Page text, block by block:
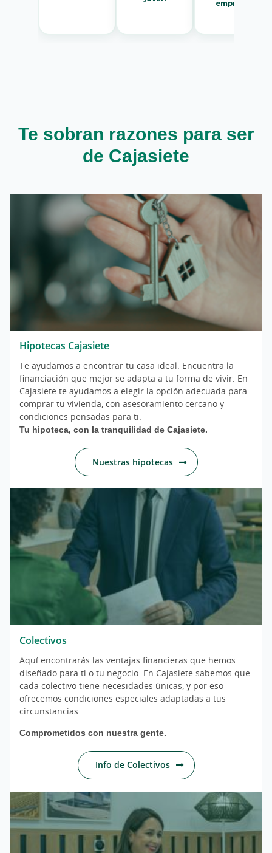
empresa
Te sobran razones para ser
de Cajasiete
Hipotecas Cajasiete
Te ayudamos a encontrar tu casa ideal. Encuentra la
financiación que mejor se adapta a tu forma de vivir. En
Cajasiete te ayudamos a elegir la opción adecuada para
comprar tu vivienda, con asesoramiento cercano y
condiciones pensadas para ti.
Tu hipoteca, con la tranquilidad de Cajasiete.
Nuestras hipotecas
Colectivos
Aquí encontrarás las ventajas financieras que hemos
diseñado para ti o tu negocio. En Cajasiete sabemos que
cada colectivo tiene necesidades únicas, y por eso
ofrecemos condiciones especiales adaptadas a tus
circunstancias.
Comprometidos con nuestra gente.
Info de Colectivos